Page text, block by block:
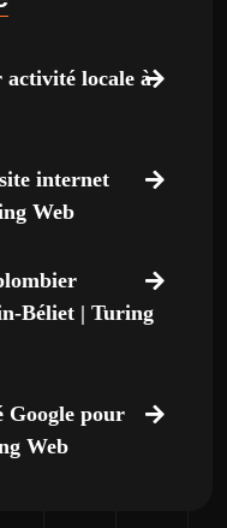
locale à
internet
Web
Béliet | Turing
Google pour
Web